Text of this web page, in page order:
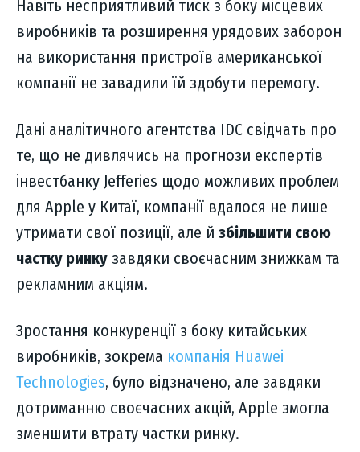
Навіть несприятливий тиск з боку місцевих
виробників та розширення урядових заборон
на використання пристроїв американської
компанії не завадили їй здобути перемогу.
Дані аналітичного агентства IDC свідчать про
те, що не дивлячись на прогнози експертів
інвестбанку Jefferies щодо можливих проблем
для Apple у Китаї, компанії вдалося не лише
утримати свої позиції, але й збільшити свою
частку ринку завдяки своєчасним знижкам та
рекламним акціям.
Зростання конкуренції з боку китайських
виробників, зокрема компанія Huawei
Technologies, було відзначено, але завдяки
дотриманню своєчасних акцій, Apple змогла
зменшити втрату частки ринку.